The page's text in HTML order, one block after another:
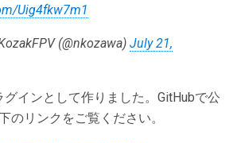
Uig4fkw7m1
(@nkozawa) July 21,
グインとして作りました。GitHubで公
のリンクをご覧ください。